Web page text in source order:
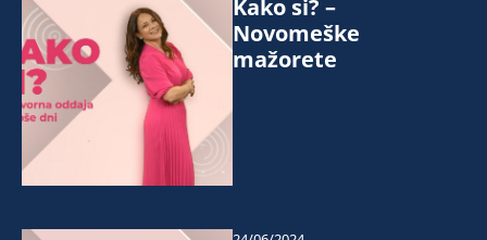
Kako si? –
Novomeške
mažorete